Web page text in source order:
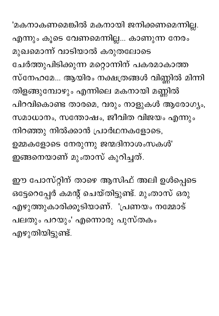
'മകനാകണമെങ്കിൽ മകനായി ജനിക്കണമെന്നില്ല.
എന്നും കൂടെ വേണമെന്നില്ല... കാണുന്ന നേരം
മുഖമൊന്ന് വാടിയാൽ കരുതലോടെ
ചേർത്തുപിടിക്കുന്ന മറ്റൊന്നിന് പകരമാകാത്ത
സ്‌നേഹമേ... ആയിരം നക്ഷത്രങ്ങൾ വിണ്ണിൽ മിന്നി
തിളങ്ങുമ്പോഴും എന്നിലെ മകനായി മണ്ണിൽ
പിറവികൊണ്ട താരമെ, വരും നാളുകൾ ആരോഗ്യം,
സമാധാനം, സന്തോഷം, ജീവിത വിജയം എന്നും
നിറഞ്ഞു നിൽക്കാൻ പ്രാർഥനകളോടെ,
ഉമ്മകളോടെ നേരുന്നു ജന്മദിനാശംസകൾ'
ഇങ്ങനെയാണ് മുംതാസ് കുറിച്ചത്.
ഈ പോസ്റ്റിന് താഴെ ആസിഫ് അലി ഉൾപ്പെടെ
ഒട്ടേറെപ്പേർ കമന്റ് ചെയ്തിട്ടുണ്ട്. മുംതാസ് ഒരു
എഴുത്തുകാരിക്കൂടിയാണ്. 'പ്രണയം നമ്മോട്
പലതും പറയും' എന്നൊരു പുസ്തകം
എഴുതിയിട്ടുണ്ട്.